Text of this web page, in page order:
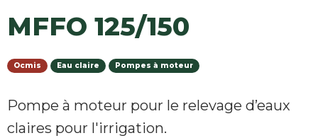
ici
MFFO 125/150
Ocmis Eau claire Pompes à moteur
Pompe à moteur pour le relevage d’eaux
claires pour l'irrigation.